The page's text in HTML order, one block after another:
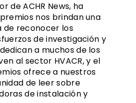
de ACHR News, ha
nos brindan una
de reconocer los
de investigación y
a muchos de los
al sector HVACR, y el
ofrece a nuestros
de leer sobre
de instalación y